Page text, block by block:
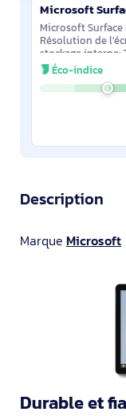
Microsoft Surface
Résolution de
stockage interne:
Core™ i5, Modèle
Éco-indice
Description
Marque Microsoft
Durable et